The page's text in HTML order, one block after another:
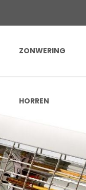
ZONWERING
HORREN